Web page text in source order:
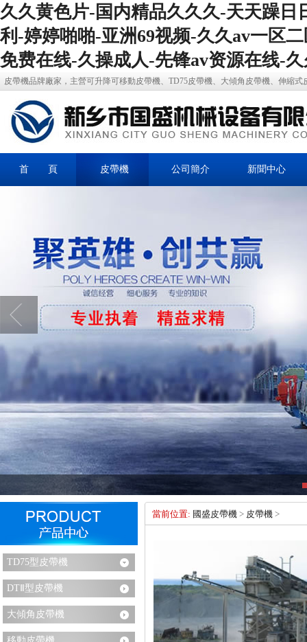
久久黄色片-国内精品久久久-天天躁
利-婷婷啪啪-亚洲69视频-久久av一区
免费在线-久操成人-先锋av资源在线-
皮帶機品牌廠家，主營可升降可移動皮帶機、TD75皮帶機、大傾角皮帶機、伸縮式
首 頁 皮帶機 公司簡介 新聞中心
TD75型皮帶機
DTⅡ型皮帶機
大傾角皮帶機
當前位置: 國盛皮帶機 > 皮帶機 >